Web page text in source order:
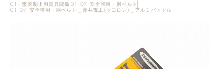
01 – 墜落制止用器具関係 01-07-安全帯用・胴ベルト
01-07-安全帯用・胴ベルト＿藤井電工(ツヨロン)＿アルミバックル